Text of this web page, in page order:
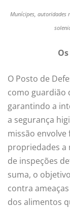
Munícipes, autoridades
O Posto de
como guardião
garantindo a
a segurança
missão envolve
propriedades a
de inspeções
suma, o
contra
dos alimentos